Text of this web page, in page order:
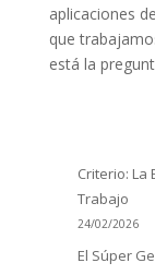
aplicaciones
que
está la
Criterio: La
Trabajo
24/02/2026
El Súper